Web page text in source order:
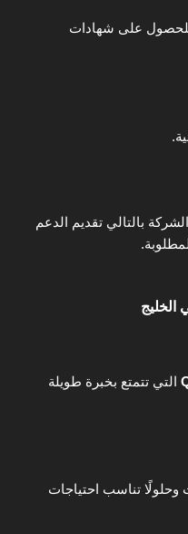
للحصول على شهادات
بالتالي تقديم الدعم
الخليج
التي تتمتع بخبرة طويلة
تناسب احتياجات